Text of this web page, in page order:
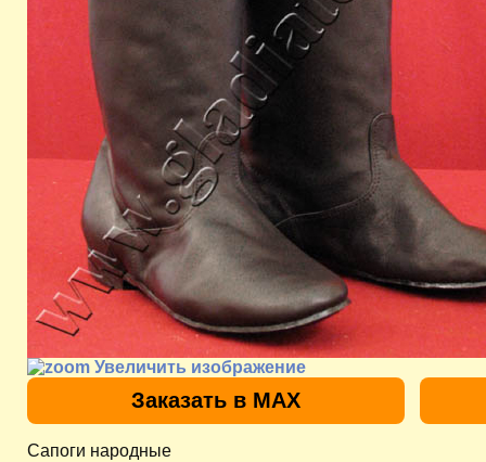
Увеличить изображение
Заказать в MAX
Сапоги народные